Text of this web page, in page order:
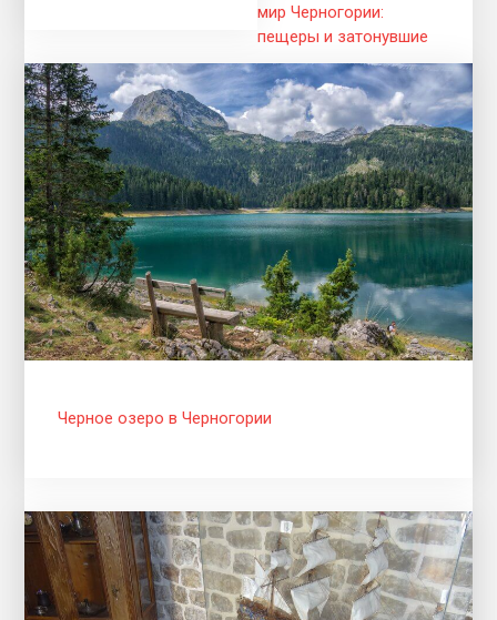
Черное озеро в Черногории
мир Черногории:
пещеры и затонувшие